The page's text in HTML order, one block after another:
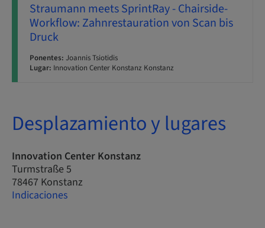
Straumann meets SprintRay - Chairside-
Workflow: Zahnrestauration von Scan bis
Druck
Ponentes: Joannis Tsiotidis
Lugar: Innovation Center Konstanz Konstanz
Desplazamiento y lugares
Innovation Center Konstanz
Turmstraße 5
78467 Konstanz
Indicaciones